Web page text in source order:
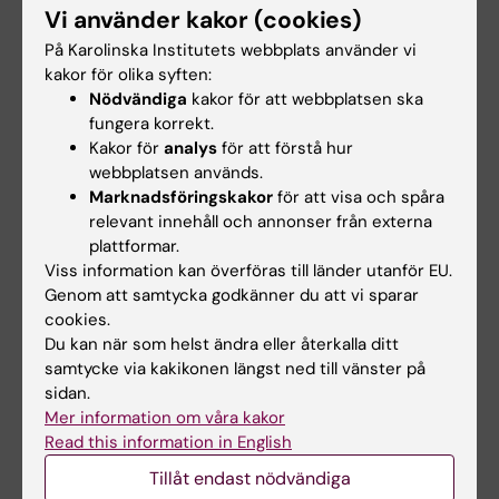
hälsoekonomi (2015-2017). Göteborgs
universitet.
Kandidat: Sjuksköterska (2007-2010). Skövde
högskola.
Undervisning
Jag har undervisat om hur man rapporterar
komplexa interventioner i kursen "Introduction
to planning and program development" som
ges till masterstudenter på KI.
Jag har varit seminarieledare i kursen "Hälsa i
samhälla och miljö" som ges till läkarstudenter
där vi diskuterar prevention av
folkhälsosjukdomar och hur man kan planera
Vi använder kakor (cookies)
På Karolinska Institutets webbplats använder vi
kakor för olika syften:
Nödvändiga kakor för att webbplatsen ska
fungera korrekt.
Kakor för analys för att förstå hur
webbplatsen används.
Marknadsföringskakor för att visa och spåra
relevant innehåll och annonser från externa
plattformar.
Viss information kan överföras till länder utanför EU.
Genom att samtycka godkänner du att vi sparar
cookies.
Du kan när som helst ändra eller återkalla ditt
samtycke via kakikonen längst ned till vänster på
sidan.
Mer information om våra kakor
Read this information in English
Tillåt endast nödvändiga